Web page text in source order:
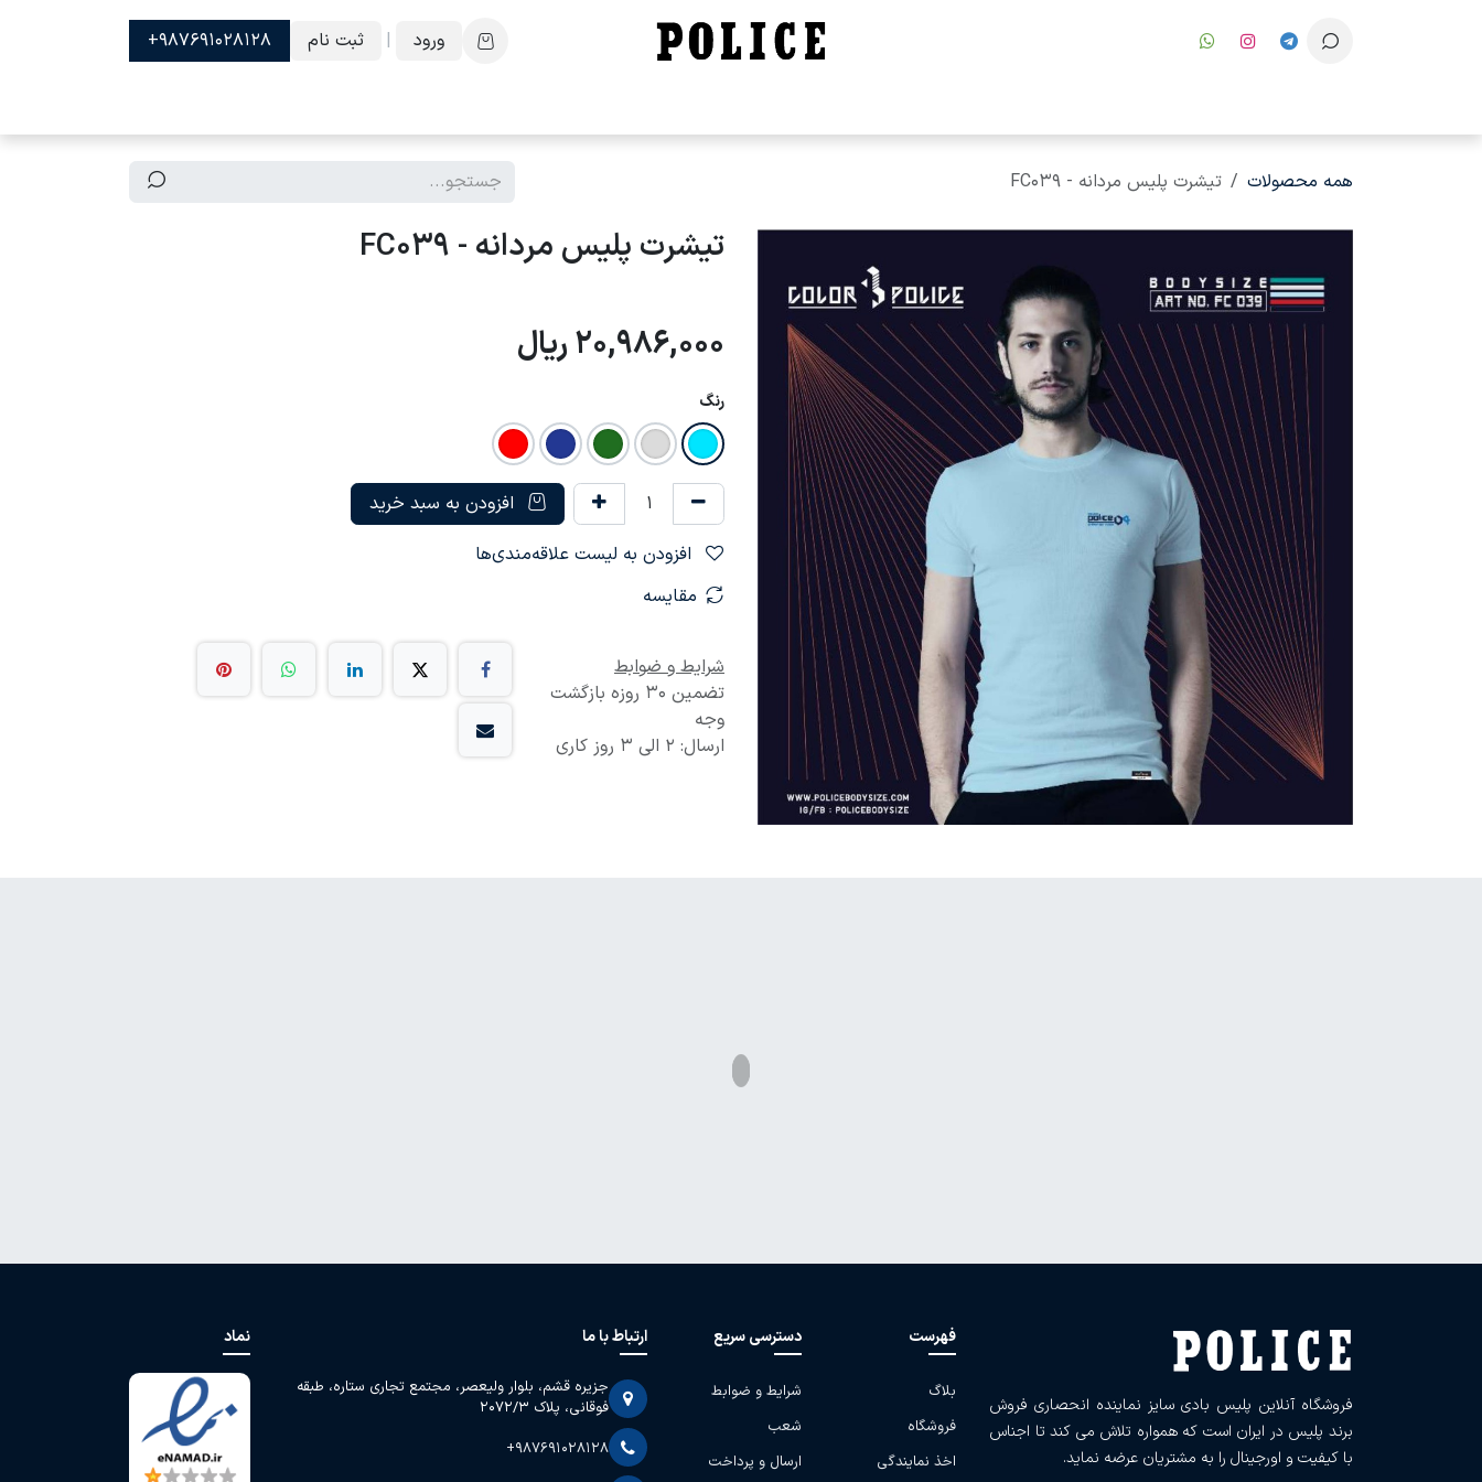
ورود
| ثبت نام 987691028128+
همه محصولات تیشرت پلیس مردانه - FC039
تیشرت پلیس مردانه - FC039
20,986,000ریال
رنگ
افزودن به سبد خرید
مقایسه
شرایط و ضوابط
تضمین 30 روزه بازگشت
وجه
ارسال: 2 الی 3 روز کاری
فروشگاه آنلاین پلیس بادی سایز نماینده انحصاری فروش
برند پلیس در ایران است که همواره تلاش می کند تا اجناس
با کیفیت و اورجینال را به مشتریان عرضه نماید.
فهرست
بلاگ
فروشگاه
اخذ نمایندگی
دسترسی سریع
شرایط و ضوابط
شعب
ارسال و پرداخت
ارتباط با ما
جزیره قشم، بلوار ولیعصر، مجتمع تجاری ستاره، طبقه
فوقانی، پلاک 2072/3
+987691028128
نماد